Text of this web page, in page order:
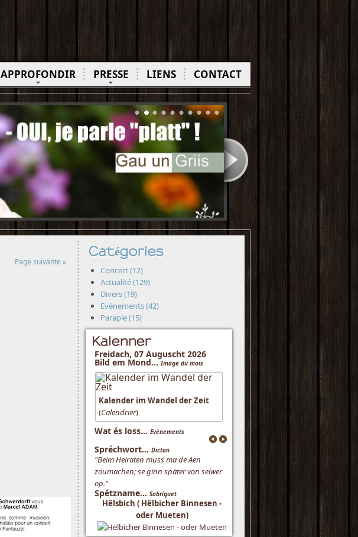
APPROFONDIR PRESSE LIENS CONTACT
Page suivante »
Catégories
Concert (12)
Actualité (129)
Divers (19)
Evènements (42)
Paraple (15)
Kalenner
Freidach, 07 Auguscht 2026
Bild em Mond...Image du mois
Kalender im Wandel der Zeit
(Calendrier)
Wat és loss... Evènements
Spréchwort... Dicton
"Beim Heiraten muss ma de Aen
zoumachen; se ginn später von selwer
op."
Spétzname... Sobriquet
Hëlsbich ( Hëlbicher Binnesen -
oder Mueten)